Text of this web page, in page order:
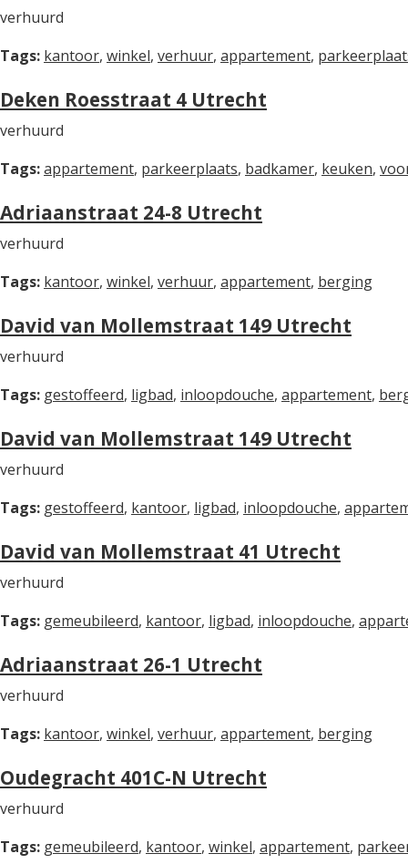
verhuurd
Tags: kantoor, winkel, verhuur, appartement,
Deken Roesstraat 4 Utrecht
verhuurd
Tags:appartement, parkeerplaats, badkamer, keuken,
Adriaanstraat 24-8 Utrecht
verhuurd
Tags: kantoor, winkel, verhuur, appartement, berging
David van Mollemstraat 149 Utrecht
verhuurd
Tags: gestoffeerd, ligbad, inloopdouche, appartement,
David van Mollemstraat 149 Utrecht
verhuurd
Tags: gestoffeerd, kantoor, ligbad, inloopdouche,
David van Mollemstraat 41 Utrecht
verhuurd
Tags: gemeubileerd, kantoor, ligbad, inloopdouche,
Adriaanstraat 26-1 Utrecht
verhuurd
Tags: kantoor, winkel, verhuur, appartement, berging
Oudegracht 401C-N Utrecht
verhuurd
Tags: gemeubileerd, kantoor, winkel, appartement,